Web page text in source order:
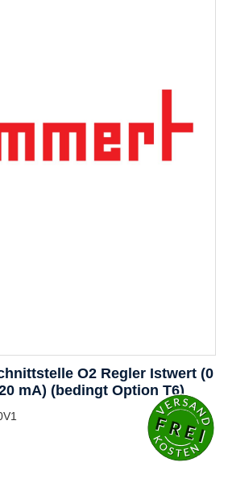
O2 Regler Istwert (0
mA) (bedingt Option T6)